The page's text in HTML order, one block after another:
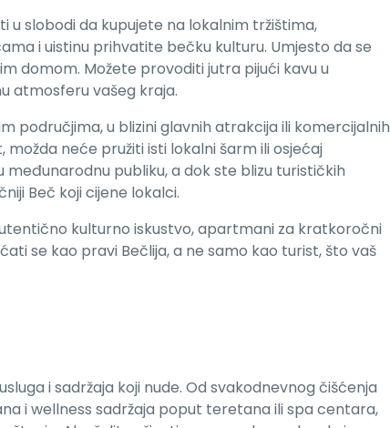
slobodi da kupujete na lokalnim tržištima,
i uistinu prihvatite bečku kulturu. Umjesto da se
domom. Možete provoditi jutra pijući kavu u
atmosferu vašeg kraja.
područjima, u blizini glavnih atrakcija ili komercijalnih
neće pružiti isti lokalni šarm ili osjećaj
publiku, a dok ste blizu turističkih
Beč koji cijene lokalci.
kulturno iskustvo, apartmani za kratkoročni
se kao pravi Bečlija, a ne samo kao turist, što vaš
i sadržaja koji nude. Od svakodnevnog čišćenja
i wellness sadržaja poput teretana ili spa centara,